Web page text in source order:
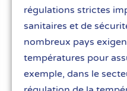
régulations strictes
sanitaires et de
nombreux pays
températures pour
exemple, dans le